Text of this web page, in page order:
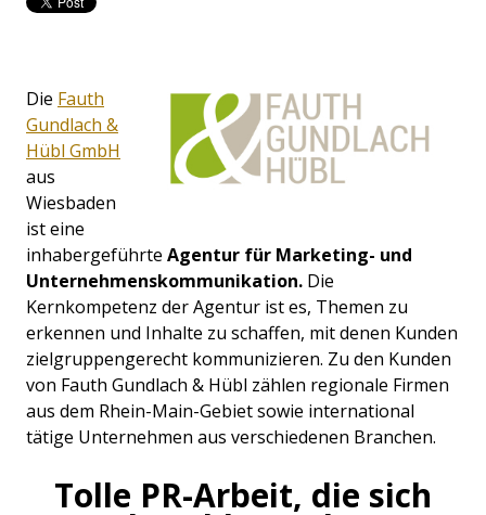
Die Fauth
Gundlach &
Hübl GmbH
aus
Wiesbaden
ist eine
inhabergeführte Agentur für Marketing- und
Unternehmenskommunikation. Die
Kernkompetenz der Agentur ist es, Themen zu
erkennen und Inhalte zu schaffen, mit denen Kunden
zielgruppengerecht kommunizieren. Zu den Kunden
von Fauth Gundlach & Hübl zählen regionale Firmen
aus dem Rhein-Main-Gebiet sowie international
tätige Unternehmen aus verschiedenen Branchen.
Tolle PR-Arbeit, die sich